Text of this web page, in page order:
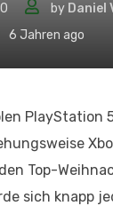
by Daniel
6 Jahren ago
PlayStation
Top-
sich knapp